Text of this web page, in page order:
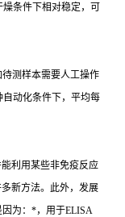
条件下相对稳定，可
测样本需要人工操作
动化条件下，平均每
利用某些非免疫反应
新方法。此外，发展
为： *，用于ELISA